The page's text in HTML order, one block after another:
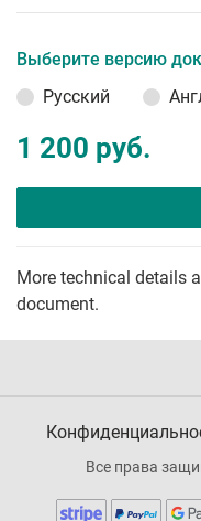
Выберите версию
Русский
1 200 руб.
More technical details
document.
Все права